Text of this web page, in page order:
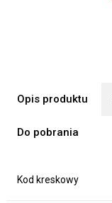
Opis produktu
Do pobrania
Kod kreskowy